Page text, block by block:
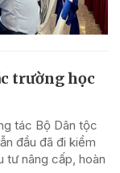
trường học
tác Bộ Dân tộc
đầu đã đi kiểm
tư nâng cấp, hoàn